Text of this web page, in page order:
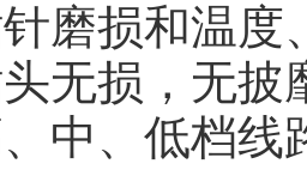
磨损和温
无损，无披
中、低档线